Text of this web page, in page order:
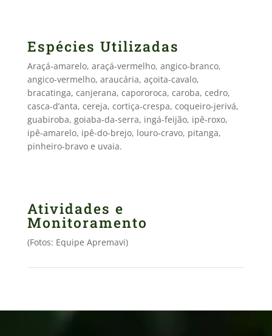
Espécies Utilizadas
Araçá-amarelo, araçá-vermelho, angico-branco,
angico-vermelho, araucária, açoita-cavalo,
bracatinga, canjerana, capororoca, caroba, cedro,
casca-d’anta, cereja, cortiça-crespa, coqueiro-jerivá,
guabiroba, goiaba-da-serra, ingá-feijão, ipê-roxo,
ipê-amarelo, ipê-do-brejo, louro-cravo, pitanga,
pinheiro-bravo e uvaia.
Atividades e
Monitoramento
(Fotos: Equipe Apremavi)